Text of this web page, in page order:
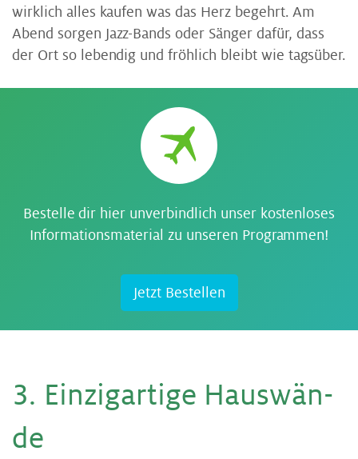
wirklich alles kaufen was das Herz begehrt. Am
Abend sorgen Jazz-Bands oder Sänger dafür, dass
der Ort so lebendig und fröhlich bleibt wie tagsüber.
Bestelle dir hier unverbindlich unser kostenloses
Informationsmaterial zu unseren Programmen!
Jetzt Bestellen
3. Ein­zig­ar­ti­ge Haus­wän­
de